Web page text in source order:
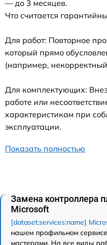
— до 3 месяцев.
Что считается
Для работ: Повторное
который прямо
(например,
Для комплектующих:
работе или
характеристикам при
эксплуатации.
Показать полностью
Замена контроллера
Microsoft
[dataset:services:name]
нашем профильном
мастерами. На все виды